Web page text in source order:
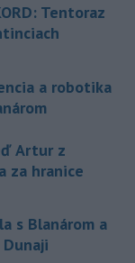
Tentoraz
a robotika
Artur z
za hranice
s Blanárom a